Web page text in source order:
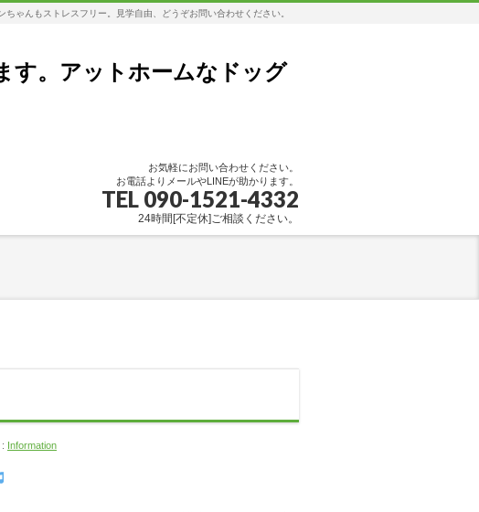
ゃんもストレスフリー。見学自由、どうぞお問い合わせください。
す。アットホームなドッグ
お気軽にお問い合わせください。
お電話よりメールやLINEが助かります。
TEL 090-1521-4332
24時間[不定休]ご相談ください。
Information